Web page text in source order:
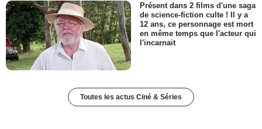
Présent dans 2 films d'une saga
de science-fiction culte ! Il y a
12 ans, ce personnage est mort
en même temps que l'acteur qui
l'incarnait
Toutes les actus Ciné & Séries